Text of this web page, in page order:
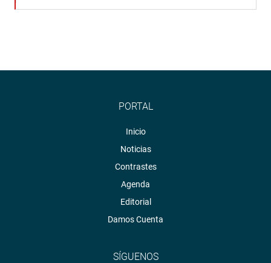
PORTAL
Inicio
Noticias
Contrastes
Agenda
Editorial
Damos Cuenta
SÍGUENOS